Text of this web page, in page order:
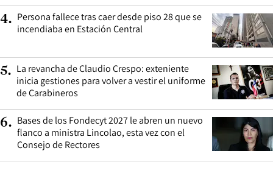
4. Persona fallece tras caer desde piso 28 que se
incendiaba en Estación Central
5. La revancha de Claudio Crespo: exteniente
inicia gestiones para volver a vestir el uniforme
de Carabineros
6. Bases de los Fondecyt 2027 le abren un nuevo
flanco a ministra Lincolao, esta vez con el
Consejo de Rectores